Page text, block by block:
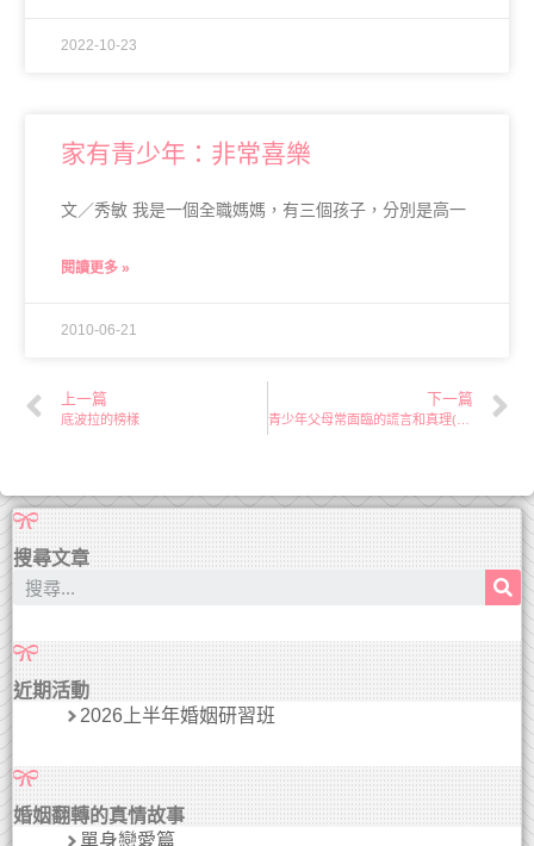
2022-10-23
家有青少年：非常喜樂
文／秀敏 我是一個全職媽媽，有三個孩子，分別是高一
閱讀更多 »
2010-06-21
上一篇
底波拉的榜樣
下一篇
青少年父母常面臨的謊言和真理(二)
搜尋文章
近期活動
2026上半年婚姻研習班
婚姻翻轉的真情故事
單身戀愛篇